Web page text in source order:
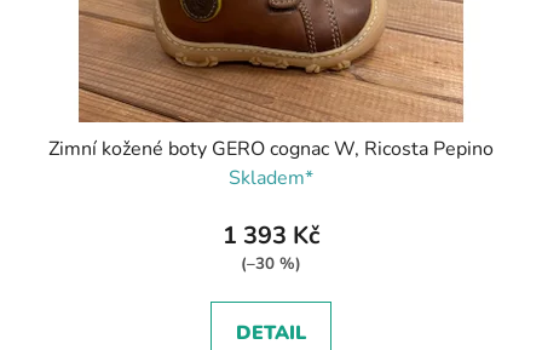
Zimní kožené boty GERO cognac W, Ricosta Pepino
Skladem*
1 393 Kč
(–30 %)
DETAIL